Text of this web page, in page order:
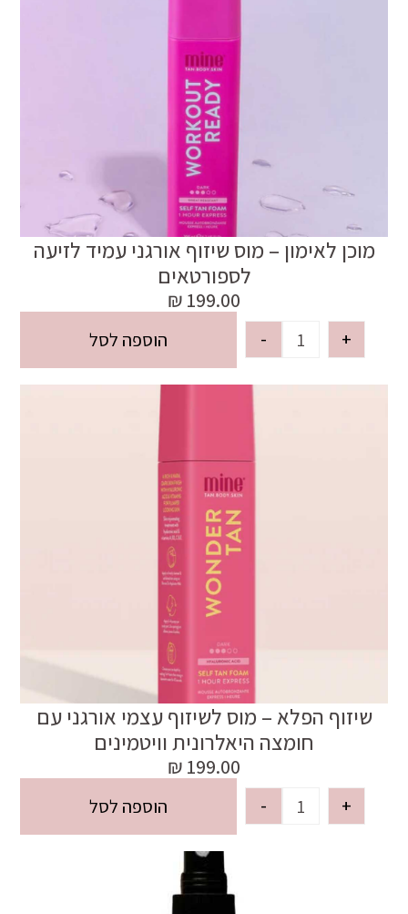
מוכן לאימון – מוס שיזוף אורגני עמיד לזיעה
לספורטאים
199.00
₪
- + הוספה לסל
שיזוף הפלא – מוס לשיזוף עצמי אורגני עם
חומצה היאלרונית וויטמינים
199.00
₪
- + הוספה לסל